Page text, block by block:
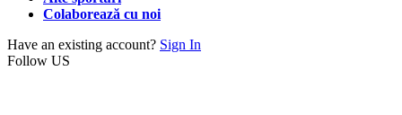
Colaborează cu noi
Have an existing account? Sign In
Follow US